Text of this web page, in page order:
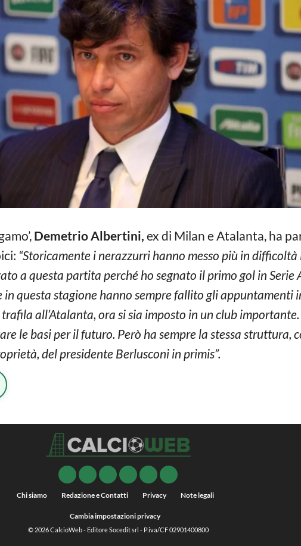
Demetrio Albertini, ex di Milan e Atalanta, ha
“Storicamente i nerazzurri hanno messo più in difficoltà
a questa partita perché ho segnato il primo gol in Serie
questa stagione hanno sempre fallito gli appuntamenti
all’Atalanta, ora si sia imposto in un club
le basi per il futuro. Però ha sempre la stessa struttura,
del presidente Berlusconi in primis”.
Chi siamo Redazione e Contatti Privacy Note legali
Cambia impostazioni privacy
© 2026CalcioWeb- Editore Socedit srl - P.iva/CF 02901400800